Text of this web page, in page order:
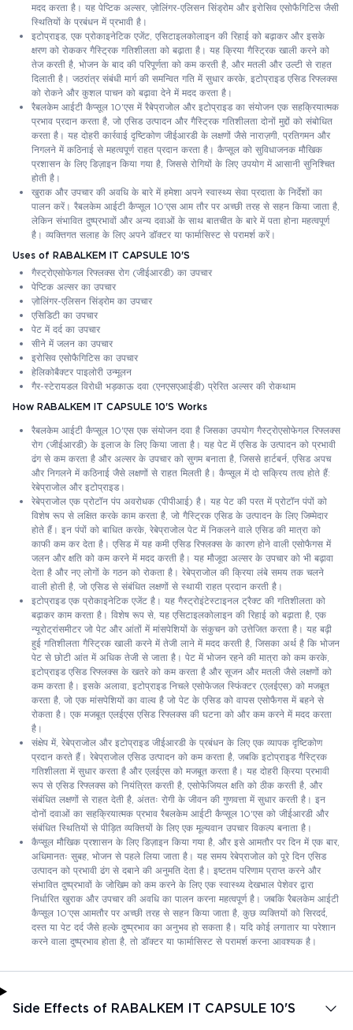
मदद करता है। यह पेप्टिक अल्सर, ज़ोलिंगर-एलिसन सिंड्रोम और इरोसिव एसोफैगिटिस जैसी
स्थितियों के प्रबंधन में प्रभावी है।
इटोप्राइड, एक प्रोकाइनेटिक एजेंट, एसिटाइलकोलाइन की रिहाई को बढ़ाकर और इसके
क्षरण को रोककर गैस्ट्रिक गतिशीलता को बढ़ाता है। यह क्रिया गैस्ट्रिक खाली करने को
तेज करती है, भोजन के बाद की परिपूर्णता को कम करती है, और मतली और उल्टी से राहत
दिलाती है। जठरांत्र संबंधी मार्ग की समन्वित गति में सुधार करके, इटोप्राइड एसिड रिफ्लक्स
को रोकने और कुशल पाचन को बढ़ावा देने में मदद करता है।
रैबलकेम आईटी कैप्सूल 10'एस में रैबेप्राजोल और इटोप्राइड का संयोजन एक सहक्रियात्मक
प्रभाव प्रदान करता है, जो एसिड उत्पादन और गैस्ट्रिक गतिशीलता दोनों मुद्दों को संबोधित
करता है। यह दोहरी कार्रवाई दृष्टिकोण जीईआरडी के लक्षणों जैसे नाराज़गी, प्रतिगमन और
निगलने में कठिनाई से महत्वपूर्ण राहत प्रदान करता है। कैप्सूल को सुविधाजनक मौखिक
प्रशासन के लिए डिज़ाइन किया गया है, जिससे रोगियों के लिए उपयोग में आसानी सुनिश्चित
होती है।
खुराक और उपचार की अवधि के बारे में हमेशा अपने स्वास्थ्य सेवा प्रदाता के निर्देशों का
पालन करें। रैबलकेम आईटी कैप्सूल 10'एस आम तौर पर अच्छी तरह से सहन किया जाता है,
लेकिन संभावित दुष्प्रभावों और अन्य दवाओं के साथ बातचीत के बारे में पता होना महत्वपूर्ण
है। व्यक्तिगत सलाह के लिए अपने डॉक्टर या फार्मासिस्ट से परामर्श करें।
Uses of RABALKEM IT CAPSULE 10'S
गैस्ट्रोएसोफेगल रिफ्लक्स रोग (जीईआरडी) का उपचार
पेप्टिक अल्सर का उपचार
ज़ोलिंगर-एलिसन सिंड्रोम का उपचार
एसिडिटी का उपचार
पेट में दर्द का उपचार
सीने में जलन का उपचार
इरोसिव एसोफैगिटिस का उपचार
हेलिकोबैक्टर पाइलोरी उन्मूलन
गैर-स्टेरायडल विरोधी भड़काऊ दवा (एनएसएआईडी) प्रेरित अल्सर की रोकथाम
How RABALKEM IT CAPSULE 10'S Works
रैबलकेम आईटी कैप्सूल 10'एस एक संयोजन दवा है जिसका उपयोग गैस्ट्रोएसोफेगल रिफ्लक्स
रोग (जीईआरडी) के इलाज के लिए किया जाता है। यह पेट में एसिड के उत्पादन को प्रभावी
ढंग से कम करता है और अल्सर के उपचार को सुगम बनाता है, जिससे हार्टबर्न, एसिड अपच
और निगलने में कठिनाई जैसे लक्षणों से राहत मिलती है। कैप्सूल में दो सक्रिय तत्व होते हैं:
रेबेप्राजोल और इटोप्राइड।
रेबेप्राजोल एक प्रोटॉन पंप अवरोधक (पीपीआई) है। यह पेट की परत में प्रोटॉन पंपों को
विशेष रूप से लक्षित करके काम करता है, जो गैस्ट्रिक एसिड के उत्पादन के लिए जिम्मेदार
होते हैं। इन पंपों को बाधित करके, रेबेप्राजोल पेट में निकलने वाले एसिड की मात्रा को
काफी कम कर देता है। एसिड में यह कमी एसिड रिफ्लक्स के कारण होने वाली एसोफैगस में
जलन और क्षति को कम करने में मदद करती है। यह मौजूदा अल्सर के उपचार को भी बढ़ावा
देता है और नए लोगों के गठन को रोकता है। रेबेप्राजोल की क्रिया लंबे समय तक चलने
वाली होती है, जो एसिड से संबंधित लक्षणों से स्थायी राहत प्रदान करती है।
इटोप्राइड एक प्रोकाइनेटिक एजेंट है। यह गैस्ट्रोइंटेस्टाइनल ट्रैक्ट की गतिशीलता को
बढ़ाकर काम करता है। विशेष रूप से, यह एसिटाइलकोलाइन की रिहाई को बढ़ाता है, एक
न्यूरोट्रांसमीटर जो पेट और आंतों में मांसपेशियों के संकुचन को उत्तेजित करता है। यह बढ़ी
हुई गतिशीलता गैस्ट्रिक खाली करने में तेजी लाने में मदद करती है, जिसका अर्थ है कि भोजन
पेट से छोटी आंत में अधिक तेजी से जाता है। पेट में भोजन रहने की मात्रा को कम करके,
इटोप्राइड एसिड रिफ्लक्स के खतरे को कम करता है और सूजन और मतली जैसे लक्षणों को
कम करता है। इसके अलावा, इटोप्राइड निचले एसोफेजल स्फिंक्टर (एलईएस) को मजबूत
करता है, जो एक मांसपेशियों का वाल्व है जो पेट के एसिड को वापस एसोफैगस में बहने से
रोकता है। एक मजबूत एलईएस एसिड रिफ्लक्स की घटना को और कम करने में मदद करता
है।
संक्षेप में, रेबेप्राजोल और इटोप्राइड जीईआरडी के प्रबंधन के लिए एक व्यापक दृष्टिकोण
प्रदान करते हैं। रेबेप्राजोल एसिड उत्पादन को कम करता है, जबकि इटोप्राइड गैस्ट्रिक
गतिशीलता में सुधार करता है और एलईएस को मजबूत करता है। यह दोहरी क्रिया प्रभावी
रूप से एसिड रिफ्लक्स को नियंत्रित करती है, एसोफेजियल क्षति को ठीक करती है, और
संबंधित लक्षणों से राहत देती है, अंततः रोगी के जीवन की गुणवत्ता में सुधार करती है। इन
दोनों दवाओं का सहक्रियात्मक प्रभाव रैबलकेम आईटी कैप्सूल 10'एस को जीईआरडी और
संबंधित स्थितियों से पीड़ित व्यक्तियों के लिए एक मूल्यवान उपचार विकल्प बनाता है।
कैप्सूल मौखिक प्रशासन के लिए डिज़ाइन किया गया है, और इसे आमतौर पर दिन में एक बार,
अधिमानतः सुबह, भोजन से पहले लिया जाता है। यह समय रेबेप्राजोल को पूरे दिन एसिड
उत्पादन को प्रभावी ढंग से दबाने की अनुमति देता है। इष्टतम परिणाम प्राप्त करने और
संभावित दुष्प्रभावों के जोखिम को कम करने के लिए एक स्वास्थ्य देखभाल पेशेवर द्वारा
निर्धारित खुराक और उपचार की अवधि का पालन करना महत्वपूर्ण है। जबकि रैबलकेम आईटी
कैप्सूल 10'एस आमतौर पर अच्छी तरह से सहन किया जाता है, कुछ व्यक्तियों को सिरदर्द,
दस्त या पेट दर्द जैसे हल्के दुष्प्रभाव का अनुभव हो सकता है। यदि कोई लगातार या परेशान
करने वाला दुष्प्रभाव होता है, तो डॉक्टर या फार्मासिस्ट से परामर्श करना आवश्यक है।
Side Effects of RABALKEM IT CAPSULE 10'S